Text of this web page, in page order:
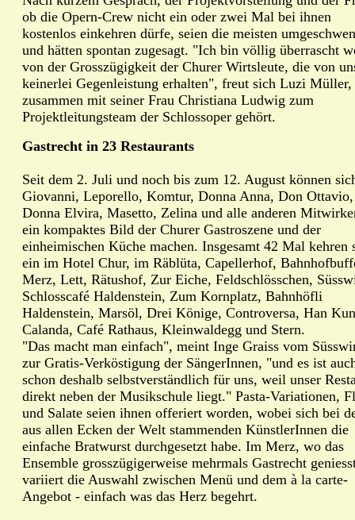
ob die Opern-Crew nicht ein oder zwei Mal bei ihnen
kostenlos einkehren dürfe, seien die meisten
und hätten spontan zugesagt. "Ich bin völlig überrascht
von der Grosszügigkeit der Churer Wirtsleute, die von
keinerlei Gegenleistung erhalten", freut sich Luzi Müller,
zusammen mit seiner Frau Christiana Ludwig zum
Projektleitungsteam der Schlossoper gehört.
Gastrecht in 23 Restaurants
Seit dem 2. Juli und noch bis zum 12. August können
Giovanni, Leporello, Komtur, Donna Anna, Don Ottavio,
Donna Elvira, Masetto, Zelina und alle anderen
ein kompaktes Bild der Churer Gastroszene und der
einheimischen Küche machen. Insgesamt 42 Mal kehren
ein im Hotel Chur, im Räblüta, Capellerhof,
Merz, Lett, Rätushof, Zur Eiche, Feldschlösschen,
Schlosscafé Haldenstein, Zum Kornplatz, Bahnhöfli
Haldenstein, Marsöl, Drei Könige, Controversa, Han
Calanda, Café Rathaus, Kleinwaldegg und Stern.
"Das macht man einfach", meint Inge Graiss vom
zur Gratis-Verköstigung der SängerInnen, "und es ist
schon deshalb selbstverständlich für uns, weil unser
direkt neben der Musikschule liegt." Pasta-Variationen,
und Salate seien ihnen offeriert worden, wobei sich bei
aus allen Ecken der Welt stammenden KünstlerInnen die
einfache Bratwurst durchgesetzt habe. Im Merz, wo das
Ensemble grosszügigerweise mehrmals Gastrecht
variiert die Auswahl zwischen Menü und dem à la carte-
Angebot - einfach was das Herz begehrt.